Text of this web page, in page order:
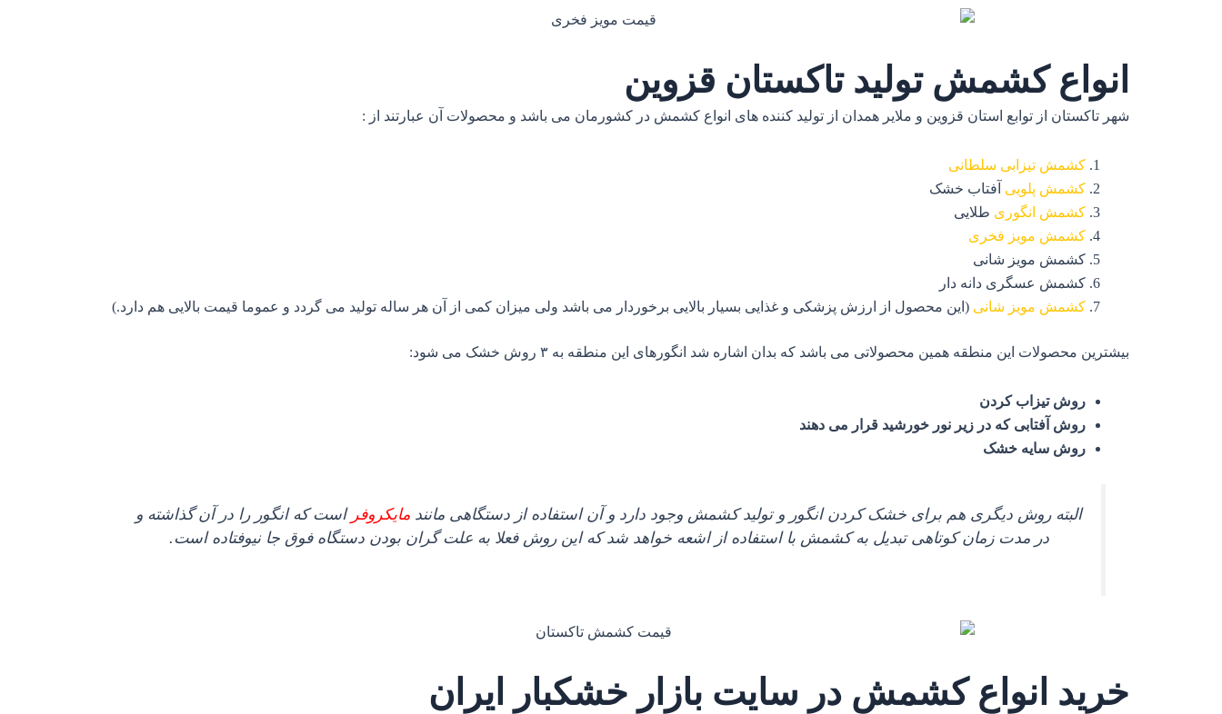
انواع کشمش تولید تاکستان قزوین
شهر تاکستان از توابع استان قزوین و ملایر همدان از تولید کننده های انواع کشمش در کشورمان می باشد و محصولات آن عبارتند از :
کشمش تیزابی سلطانی
کشمش پلویی آفتاب خشک
کشمش انگوری طلایی
کشمش مویز فخری
کشمش مویز شانی
کشمش عسگری دانه دار
کشمش مویز شانی (این محصول از ارزش پزشکی و غذایی بسیار بالایی برخوردار می باشد ولی میزان کمی از آن هر ساله تولید می گردد و عموما قیمت بالایی هم دارد.)
بیشترین محصولات این منطقه همین محصولاتی می باشد که بدان اشاره شد انگورهای این منطقه به ۳ روش خشک می شود:
روش تیزاب کردن
روش آفتابی که در زیر نور خورشید قرار می دهند
روش سایه خشک
البته روش دیگری هم برای خشک کردن انگور و تولید کشمش وجود دارد و آن استفاده از دستگاهی مانند مایکروفر است که انگور را در آن گذاشته و
در مدت زمان کوتاهی تبدیل به کشمش با استفاده از اشعه خواهد شد که این روش فعلا به علت گران بودن دستگاه فوق جا نیوفتاده است.
خرید انواع کشمش در سایت بازار خشکبار ایران